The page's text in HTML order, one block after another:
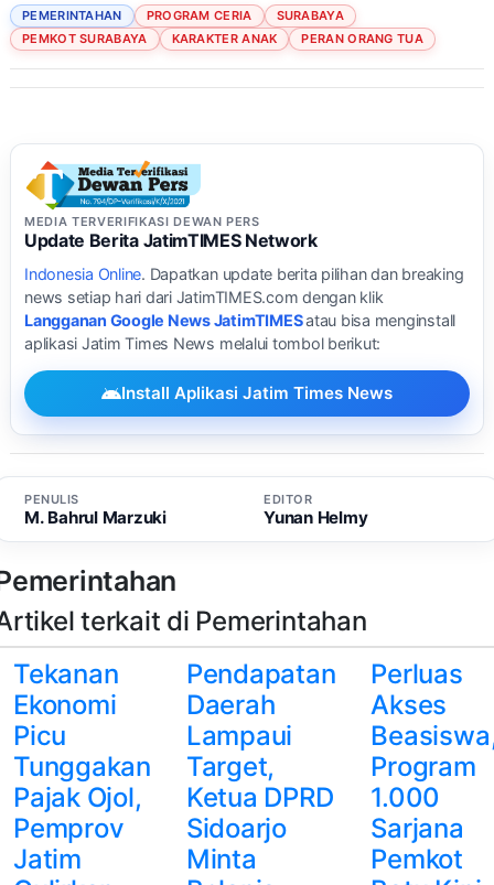
PEMERINTAHAN PROGRAM CERIA
SURABAYA
PEMKOT SURABAYA
KARAKTER ANAK PERAN ORANG TUA
MEDIA TERVERIFIKASI DEWAN PERS
Update Berita JatimTIMES Network
Indonesia Online. Dapatkan update berita pilihan dan breaking
news setiap hari dari JatimTIMES.com dengan klik
Langganan Google News JatimTIMESatau bisa menginstall
aplikasi Jatim Times News melalui tombol berikut:
Install Aplikasi Jatim Times News
PENULIS
M. Bahrul Marzuki
EDITOR
Yunan Helmy
terkait di Pemerintahan
Tekanan
Ekonomi
Picu
Tunggakan
Pajak Ojol,
Pemprov
Jatim
Pendapatan
Daerah
Lampaui
Target,
Ketua DPRD
Sidoarjo
Minta
Perluas
Akses
Program
1.000
Sarjana
Pemkot